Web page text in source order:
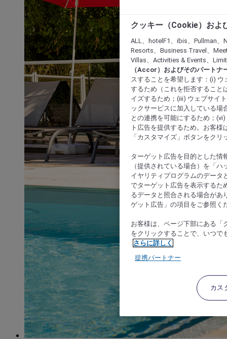
クッキー（Cookie）およ
ALL、hotelF1、ibis、Pullman
Resorts、Business Travel、
Villas、Activities & Events、
（Accor）およびそのパートナ
スすることを希望します：(i)
するため（これを拒否すること
イズするため；(iii) ウェブサイ
ックサービスに加入している場
との連携を可能にするため；
ト広告を提供するため。お客
「カスタマイズ」ボタンをク
ターゲット広告を目的とした情
（提供されている場合）を「
イヤリティプログラムのデータ
でターゲット広告を表示するた
るデータと照合される場合があ
ゲット広告」の項目をご参照く
お客様は、ページ下部にある「
をクリックすることで、いつで
さらに詳しく
提携パートナー
カス